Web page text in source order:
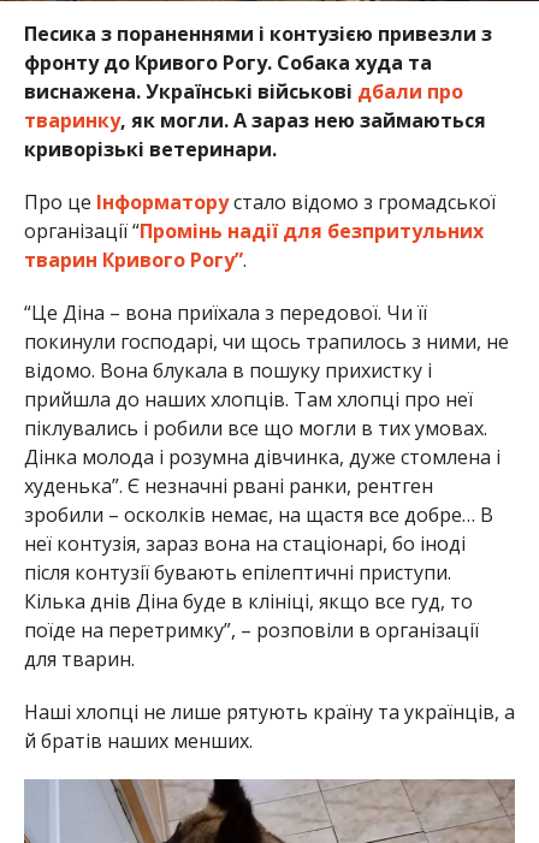
Песика з пораненнями і контузією привезли з
фронту до Кривого Рогу. Собака худа та
виснажена. Українські військові дбали про
тваринку, як могли. А зараз нею займаються
криворізькі ветеринари.
Про це Інформаторустало відомо з громадської
організації “Промінь надії для безпритульних
тварин Кривого Рогу”.
“Це Діна – вона приїхала з передової. Чи її
покинули господарі, чи щось трапилось з ними, не
відомо. Вона блукала в пошуку прихистку і
прийшла до наших хлопців. Там хлопці про неї
піклувались і робили все що могли в тих умовах.
Дінка молода і розумна дівчинка, дуже стомлена і
худенька”. Є незначні рвані ранки, рентген
зробили – осколків немає, на щастя все добре… В
неї контузія, зараз вона на стаціонарі, бо іноді
після контузії бувають епілептичні приступи.
Кілька днів Діна буде в клініці, якщо все гуд, то
поїде на перетримку”, – розповіли в організації
для тварин.
Наші хлопці не лише рятують країну та українців, а
й братів наших менших.